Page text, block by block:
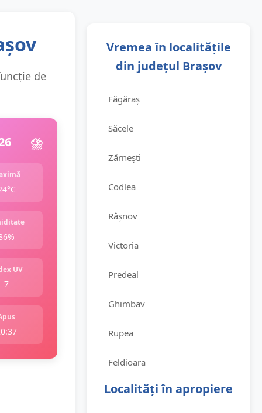
de
⛈️
UV
7
Vremea în localitățile
din județul Brașov
Făgăraș
Săcele
Zărnești
Codlea
Râșnov
Victoria
Predeal
Ghimbav
Rupea
Feldioara
Localități în apropiere